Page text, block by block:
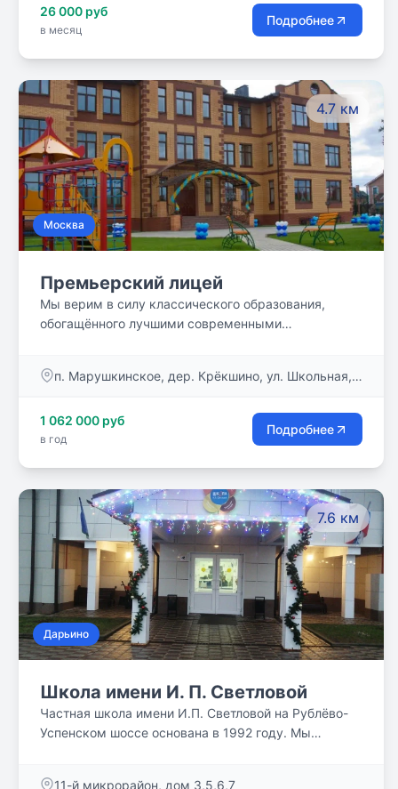
Профильные предметы - математика, русский и
английский языки. Обучение по ФГОС, аттестация
атмосфере любви и традиционных ценностей,
уважения и поддержки!
26 000 руб
в месяц
Подробнее
4.7 км
Москва
Премьерский лицей
Мы верим в силу классического образования,
обогащённого лучшими современными
п. Марушкинское, дер. Крёкшино, ул. Школьная,
1 062 000 руб
в год
Подробнее
7.6 км
Дарьино
Школа имени И. П. Светловой
Частная школа имени И.П. Светловой на Рублёво-
Успенском шоссе основана в 1992 году. Мы
11-й микрорайон, дом 3,5,6,7